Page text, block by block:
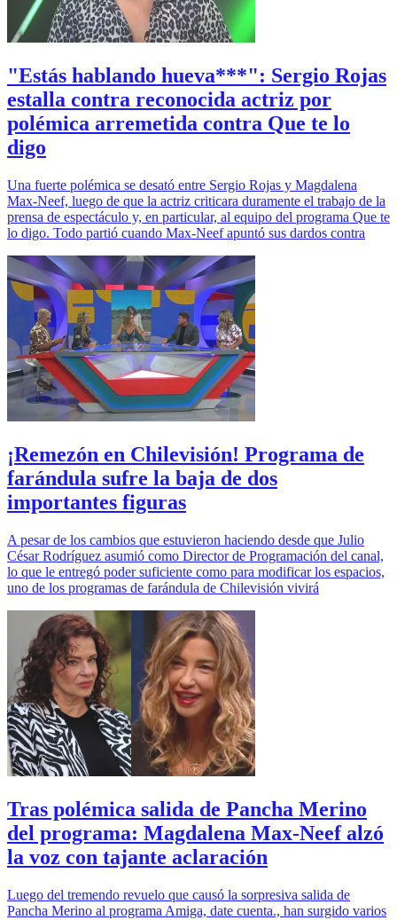
"Estás hablando hueva***": Sergio Rojas
estalla contra reconocida actriz por
polémica arremetida contra Que te lo
digo
Una fuerte polémica se desató entre Sergio Rojas y Magdalena
Max-Neef, luego de que la actriz criticara duramente el trabajo de la
prensa de espectáculo y, en particular, al equipo del programa Que te
lo digo. Todo partió cuando Max-Neef apuntó sus dardos contra
¡Remezón en Chilevisión! Programa de
farándula sufre la baja de dos
importantes figuras
A pesar de los cambios que estuvieron haciendo desde que Julio
César Rodríguez asumió como Director de Programación del canal,
lo que le entregó poder suficiente como para modificar los espacios,
uno de los programas de farándula de Chilevisión vivirá
Tras polémica salida de Pancha Merino
del programa: Magdalena Max-Neef alzó
la voz con tajante aclaración
Luego del tremendo revuelo que causó la sorpresiva salida de
Pancha Merino al programa Amiga, date cuenta., han surgido varios